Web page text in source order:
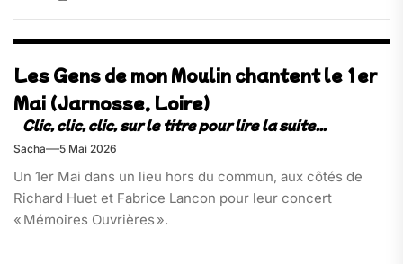
Les Gens de mon Moulin chantent le 1er
Mai (Jarnosse, Loire)
Sacha 5 Mai 2026
Un 1er Mai dans un lieu hors du commun, aux côtés de
Richard Huet et Fabrice Lancon pour leur concert
« Mémoires Ouvrières ».